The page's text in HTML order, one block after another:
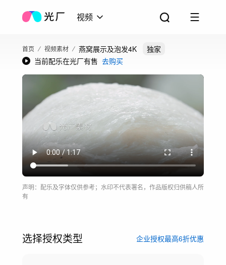
视频
首页 视频素材 燕窝展示及泡发4K
独家
当前配乐在光厂有售 去购买
声明：配乐及字体仅供参考；水印不代表署名，作品版权归供稿人所
有
选择授权类型 企业授权最高6折优惠